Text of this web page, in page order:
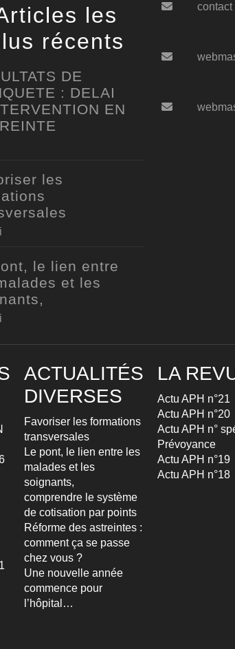
les
récents
DE
: DELAI
EN
les
le lien entre
et les
contact
ACTUALITÉS
DIVERSES
Favoriser les formations
transversales
Le pont, le lien entre les
malades et les
soignants,
comprendre le système
de cotisation par points
Réforme des astreintes :
comment ça se passe
chez vous ?
Une nouvelle année
commence pour
l’hôpital…
LA
Actu APH n°21
Actu APH n°20
Actu APH n°
Prévoyance
Actu APH n°19
Actu APH n°18